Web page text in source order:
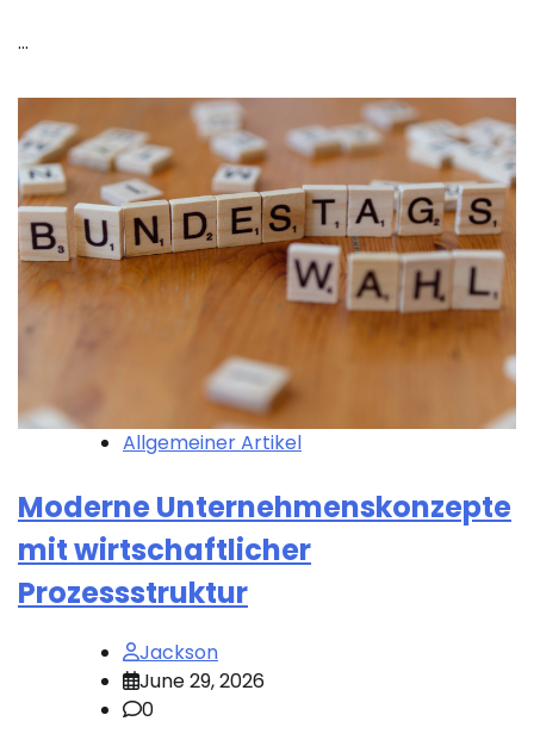
…
Allgemeiner Artikel
Moderne Unternehmenskonzepte
mit wirtschaftlicher
Prozessstruktur
Jackson
June 29, 2026
0